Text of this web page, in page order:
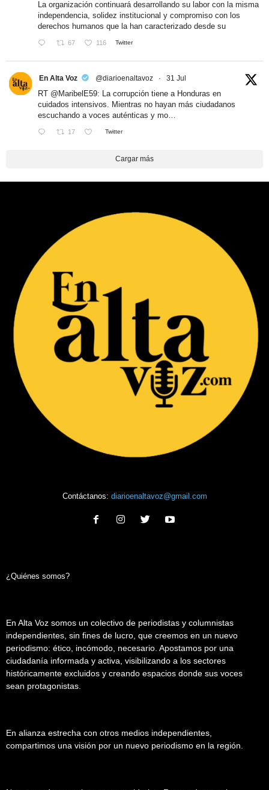
La organización continuará desarrollando su labor con la misma
independencia, solidez institucional y compromiso con los
derechos humanos que la han caracterizado desde su
67 116 Twitter
En Alta Voz @diarioenaltavoz · 31 Jul
RT @MaribelE59: La corrupción tiene a Honduras en
cuidados intensivos. Mientras no hayan más ciudadanos
escuchando a voces auténticas y mo…
17 Twitter
Cargar más
Contáctanos: diarioenaltavoz@gmail.com
¿Quiénes somos?
En Alta Voz somos un colectivo de periodistas y columnistas
independientes, sin fines de lucro, que creemos en un nuevo
periodismo: ético, incómodo, necesario. Apostamos por una
ciudadanía informada y activa, visibilizando a los sectores
históricamente excluidos y creando espacios donde sus voces
sean protagonistas.
En alianza estrecha con otros medios independientes,
compartimos una visión por un nuevo periodismo en la región.